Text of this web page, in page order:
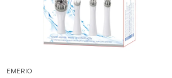
EMERIO